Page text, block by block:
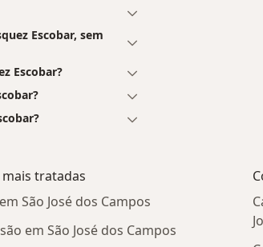
Escobar, sem
Escobar?
tratadas
São José dos Campos
em São José dos Campos